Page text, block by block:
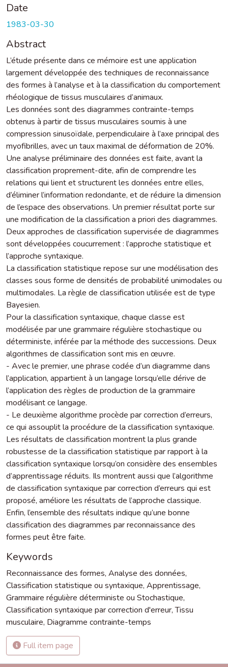
Date
1983-03-30
Abstract
L’étude présente dans ce mémoire est une application
largement développée des techniques de reconnaissance
des formes à l’analyse et à la classification du comportement
rhéologique de tissus musculaires d’animaux.
Les données sont des diagrammes contrainte-temps
obtenus à partir de tissus musculaires soumis à une
compression sinusoïdale, perpendiculaire à l’axe principal des
myofibrilles, avec un taux maximal de déformation de 20%.
Une analyse préliminaire des données est faite, avant la
classification proprement-dite, afin de comprendre les
relations qui lient et structurent les données entre elles,
d’éliminer l’information redondante, et de réduire la dimension
de l’espace des observations. Un premier résultat porte sur
une modification de la classification a priori des diagrammes.
Deux approches de classification supervisée de diagrammes
sont développées coucurrement : l’approche statistique et
l’approche syntaxique.
La classification statistique repose sur une modélisation des
classes sous forme de densités de probabilité unimodales ou
multimodales. La règle de classification utilisée est de type
Bayesien.
Pour la classification syntaxique, chaque classe est
modélisée par une grammaire régulière stochastique ou
déterministe, inférée par la méthode des successions. Deux
algorithmes de classification sont mis en œuvre.
- Avec le premier, une phrase codée d’un diagramme dans
l’application, appartient à un langage lorsqu’elle dérive de
l’application des règles de production de la grammaire
modélisant ce langage.
- Le deuxième algorithme procède par correction d’erreurs,
ce qui assouplit la procédure de la classification syntaxique.
Les résultats de classification montrent la plus grande
robustesse de la classification statistique par rapport à la
classification syntaxique lorsqu’on considère des ensembles
d’apprentissage réduits. Ils montrent aussi que l’algorithme
de classification syntaxique par correction d’erreurs qui est
proposé, améliore les résultats de l’approche classique.
Enfin, l’ensemble des résultats indique qu’une bonne
classification des diagrammes par reconnaissance des
formes peut être faite.
Keywords
Reconnaissance des formes, Analyse des données,
Classification statistique ou syntaxique, Apprentissage,
Grammaire régulière déterministe ou Stochastique,
Classification syntaxique par correction d'erreur,Tissu
musculaire, Diagramme contrainte-temps
Full item page